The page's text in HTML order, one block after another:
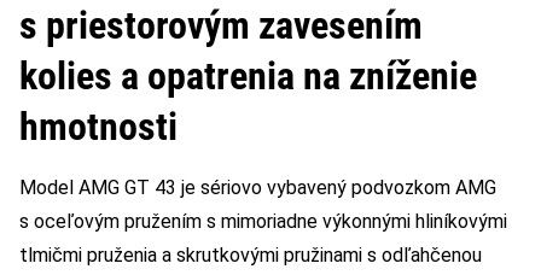
s priestorovým zavesením
kolies a opatrenia na zníženie
hmotnosti
Model AMG GT 43 je sériovo vybavený podvozkom AMG
s oceľovým pružením s mimoriadne výkonnými hliníkovými
tlmičmi pruženia a skrutkovými pružinami s odľahčenou